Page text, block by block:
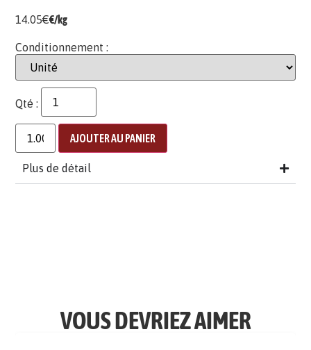
14.05€€/kg
Conditionnement :
Qté :
AJOUTER AU PANIER
Plus de détail
VOUS DEVRIEZ AIMER